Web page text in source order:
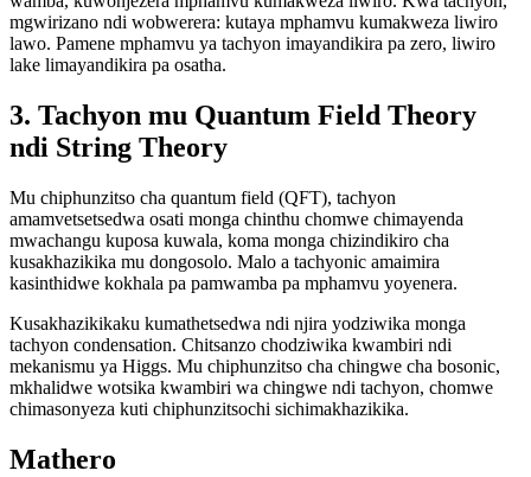
mgwirizano ndi wobwerera: kutaya mphamvu kumakweza liwiro
lawo. Pamene mphamvu ya tachyon imayandikira pa zero, liwiro
lake limayandikira pa osatha.
3. Tachyon mu Quantum Field Theory
ndi String Theory
Mu chiphunzitso cha quantum field (QFT), tachyon
amamvetsetsedwa osati monga chinthu chomwe chimayenda
mwachangu kuposa kuwala, koma monga chizindikiro cha
kusakhazikika mu dongosolo. Malo a tachyonic amaimira
kasinthidwe kokhala pa pamwamba pa mphamvu yoyenera.
Kusakhazikikaku kumathetsedwa ndi njira yodziwika monga
tachyon condensation. Chitsanzo chodziwika kwambiri ndi
mekanismu ya Higgs. Mu chiphunzitso cha chingwe cha bosonic,
mkhalidwe wotsika kwambiri wa chingwe ndi tachyon, chomwe
chimasonyeza kuti chiphunzitsochi sichimakhazikika.
Mathero